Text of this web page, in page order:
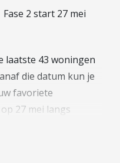
2 start 27 mei
laatste 43 woningen
die datum kun je
favoriete
27 mei langs
je vragen te stellen.